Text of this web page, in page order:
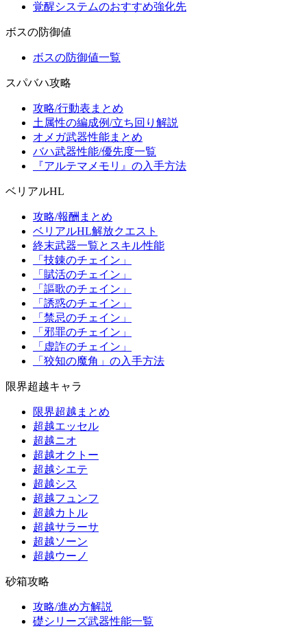
覚醒システムのおすすめ強化先
ボスの防御値
ボスの防御値一覧
スパバハ攻略
攻略/行動表まとめ
土属性の編成例/立ち回り解説
オメガ武器性能まとめ
バハ武器性能/優先度一覧
『アルテマメモリ』の入手方法
ベリアルHL
攻略/報酬まとめ
ベリアルHL解放クエスト
終末武器一覧とスキル性能
「技錬のチェイン」
「賦活のチェイン」
「謳歌のチェイン」
「誘惑のチェイン」
「禁忌のチェイン」
「邪罪のチェイン」
「虚詐のチェイン」
「狡知の魔角」の入手方法
限界超越キャラ
限界超越まとめ
超越エッセル
超越ニオ
超越オクトー
超越シエテ
超越シス
超越フュンフ
超越カトル
超越サラーサ
超越ソーン
超越ウーノ
砂箱攻略
攻略/進め方解説
礎シリーズ武器性能一覧